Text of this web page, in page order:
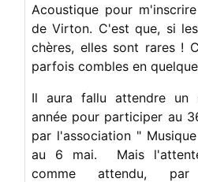
Acoustique pour
de Virton. C'est que, si
chères, elles sont rares !
parfois combles en
Il aura fallu attendre un
année pour participer au
par l'association "
au 6 mai. Mais
comme attendu,